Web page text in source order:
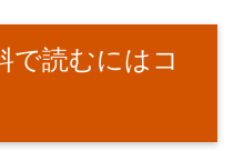
で読むにはコ